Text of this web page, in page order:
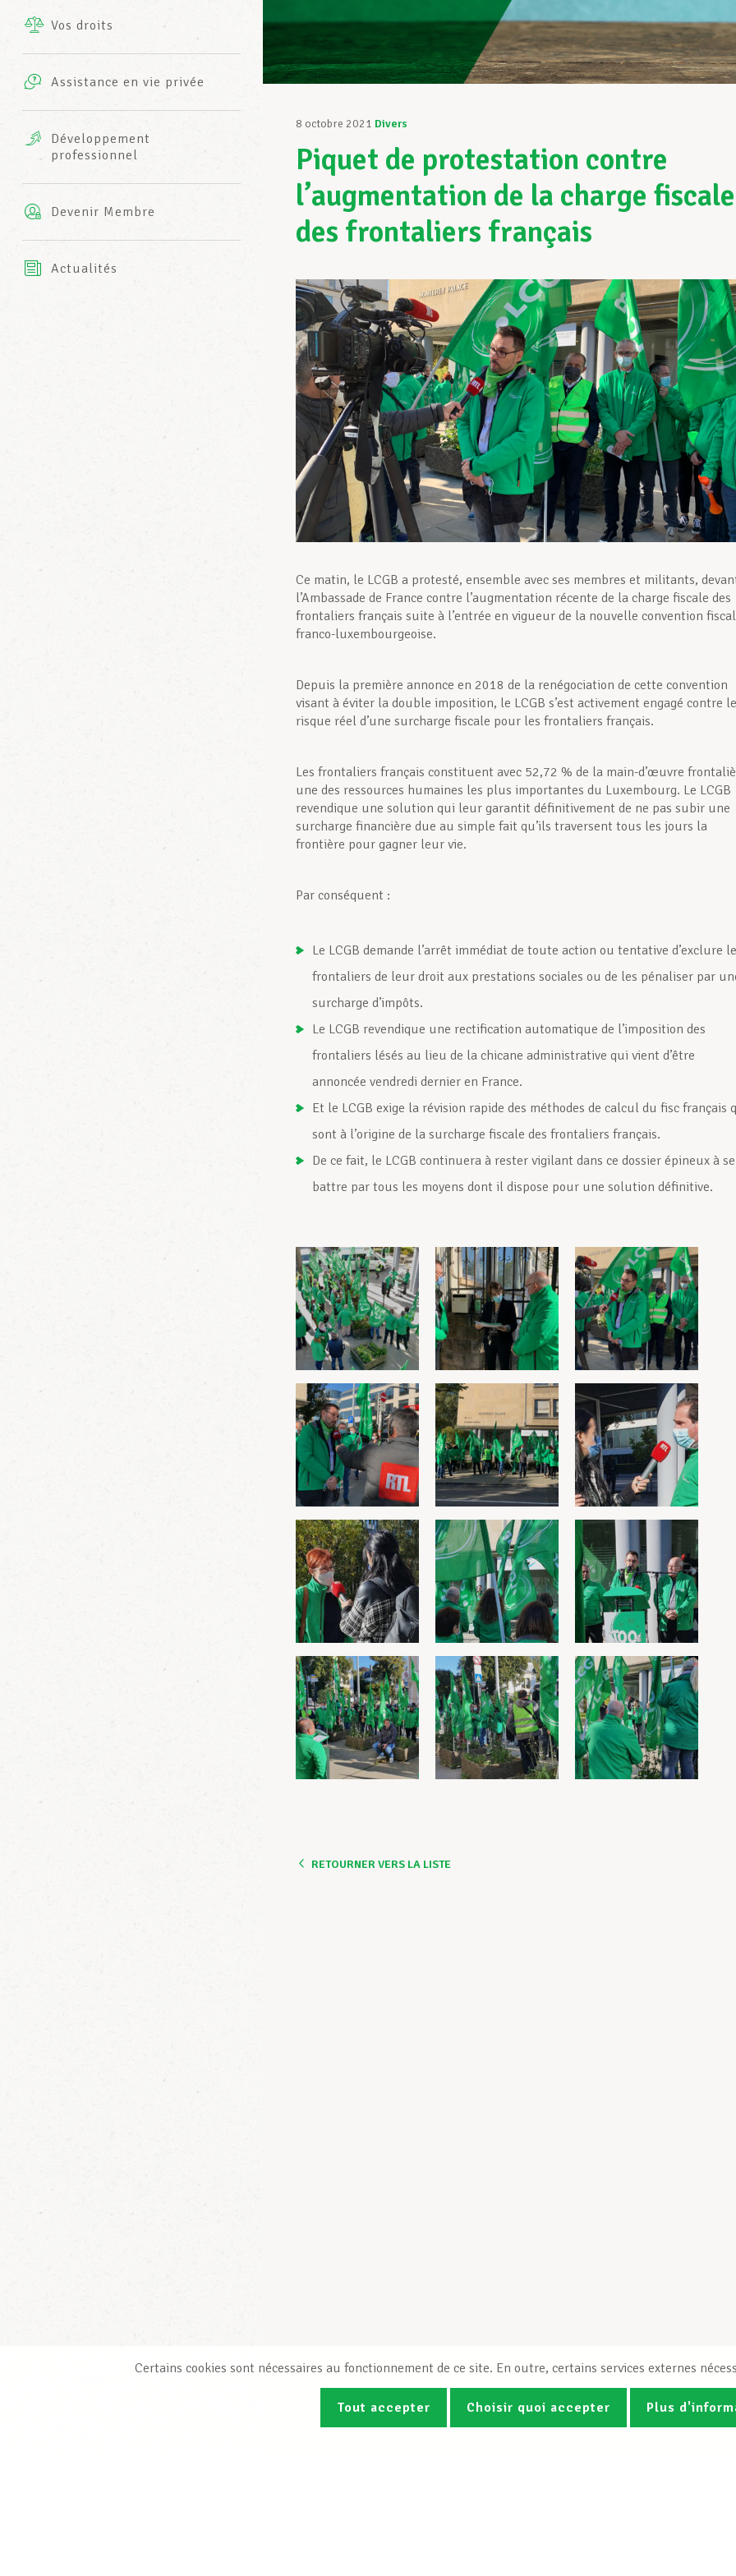
INFO-CENTER
Vos droits
Assistance en vie privée
complémentaires
AXA
Développement
professionnel
Devenir Membre
Actualités
8 octobre 2021 Divers
Piquet de protestation contre
l’augmentation de la charge fiscale
des frontaliers français
Ce matin, le LCGB a protesté, ensemble avec ses membres et militants,
l’Ambassade de France contre l’augmentation récente de la charge fiscale des
frontaliers français suite à l’entrée en vigueur de la nouvelle convention
franco-luxembourgeoise.
Depuis la première annonce en 2018 de la renégociation de cette convention
visant à éviter la double imposition, le LCGB s’est activement engagé contre le
risque réel d’une surcharge fiscale pour les frontaliers français.
Les frontaliers français constituent avec 52,72 % de la main-d’œuvre
une des ressources humaines les plus importantes du Luxembourg. Le LCGB
revendique une solution qui leur garantit définitivement de ne pas subir une
surcharge financière due au simple fait qu’ils traversent tous les jours la
frontière pour gagner leur vie.
Par conséquent :
Le LCGB demande l’arrêt immédiat de toute action ou tentative d’exclure
frontaliers de leur droit aux prestations sociales ou de les pénaliser par
surcharge d’impôts.
Le LCGB revendique une rectification automatique de l’imposition des
frontaliers lésés au lieu de la chicane administrative qui vient d’être
annoncée vendredi dernier en France.
Et le LCGB exige la révision rapide des méthodes de calcul du fisc français
sont à l’origine de la surcharge fiscale des frontaliers français.
De ce fait, le LCGB continuera à rester vigilant dans ce dossier épineux à se
battre par tous les moyens dont il dispose pour une solution définitive.
RETOURNER VERS LA LISTE
Certains cookies sont nécessaires au fonctionnement de ce site. En outre, certains services externes
Tout accepter Choisir quoi accepter Plus